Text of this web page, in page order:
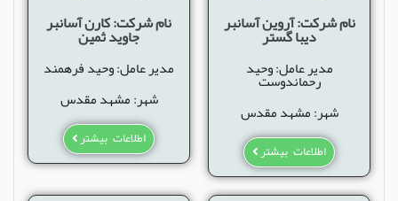
نام شرکت: آروین آسانبر
دیبا گستر
مدیر عامل: وحید
رحماندوست
شهر: مشهد مقدس
اطلاعات بیشتر
نام شرکت: کارن آسانبر
جاوید ثمین
مدیر عامل: وحید فرهمند
شهر: مشهد مقدس
اطلاعات بیشتر